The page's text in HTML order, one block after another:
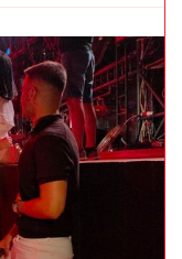
tvrdi da je on
30 godina